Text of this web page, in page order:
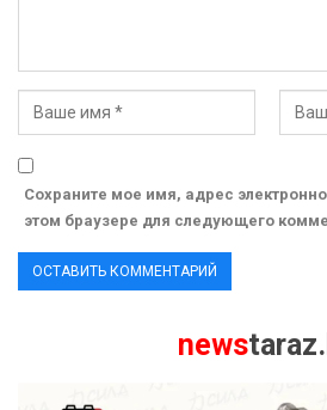
Сохраните мое имя, адрес
этом браузере для следующего
news